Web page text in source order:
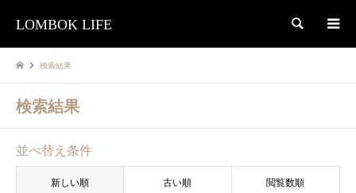
LOMBOK LIFE 検索
検索結果
検索結果
並べ替え条件
新しい順 古い順 閲覧数順